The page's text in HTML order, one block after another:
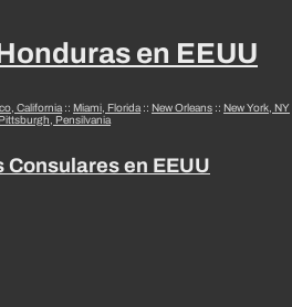
en EEUU
California :: Miami, Florida :: New Orleans :: New York, NY
Pittsburgh, Pensilvania
Consulares en EEUU